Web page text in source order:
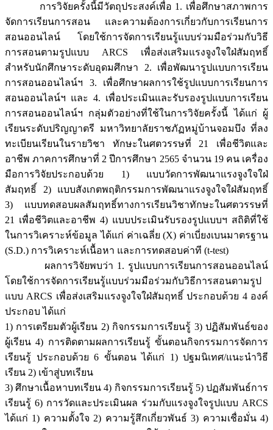
การวิจัยครั้งนี้มีวัตถุประสงค์เพื่อ 1. เพื่อศึกษาสภาพการ
จัดการเรียนการสอน และความต้องการเกี่ยวกับการเรียนการ
สอนออนไลน์ โดยใช้การจัดการเรียนรู้แบบร่วมมือร่วมกับวิธี
การสอนตามรูปแบบ ARCS เพื่อส่งเสริมแรงจูงใจใฝ่สัมฤทธิ์
สำหรับนักศึกษาระดับอุดมศึกษา 2. เพื่อพัฒนารูปแบบการเรียน
การสอนออนไลน์ฯ 3. เพื่อศึกษาผลการใช้รูปแบบการเรียนการ
สอนออนไลน์ฯ และ 4. เพื่อประเมินและรับรองรูปแบบการเรียน
การสอนออนไลน์ฯ กลุ่มตัวอย่างที่ใช้ในการวิจัยครั้งนี้ ได้แก่ ผู้
เรียนระดับปริญญาตรี มหาวิทยาลัยราชภัฏหมู่บ้านจอมบึง ที่ลง
ทะเบียนเรียนในรายวิชา ทักษะในศตวรรษที่ 21 เพื่อชีวิตและ
อาชีพ ภาคการศึกษาที่ 2 ปีการศึกษา 2565 จำนวน 19 คน เครื่อง
มือการวิจัยประกอบด้วย 1) แบบวัดการพัฒนาแรงจูงใจใฝ่
สัมฤทธิ์ 2) แบบสังเกตพฤติกรรมการพัฒนาแรงจูงใจใฝ่สัมฤทธิ์
3) แบบทดสอบผลสัมฤทธิ์ทางการเรียนวิชาทักษะในศตวรรษที่
21 เพื่อชีวิตและอาชีพ 4) แบบประเมินรับรองรูปแบบฯ สถิติที่ใช้
ในการวิเคราะห์ข้อมูล ได้แก่ ค่าเฉลี่ย (X) ค่าเบี่ยงเบนมาตรฐาน
(S.D.) การวิเคราะห์เนื้อหา และการทดสอบค่าที (t-test)
ผลการวิจัยพบว่า 1. รูปแบบการเรียนการสอนออนไลน์
โดยใช้การจัดการเรียนรู้แบบร่วมมือร่วมกับวิธีการสอนตามรูป
แบบ ARCS เพื่อส่งเสริมแรงจูงใจใฝ่สัมฤทธิ์ ประกอบด้วย 4 องค์
ประกอบ ได้แก่
1) การเตรียมตัวผู้เรียน 2) กิจกรรมการเรียนรู้ 3) ปฏิสัมพันธ์ของ
ผู้เรียน 4) การติดตามผลการเรียนรู้ ขั้นตอนกิจกรรมการจัดการ
เรียนรู้ ประกอบด้วย 6 ขั้นตอน ได้แก่ 1) ปฐมนิเทศ/แนะนำวิธี
เรียน 2) เข้าสู่บทเรียน
3) ศึกษาเนื้อหาบทเรียน 4) กิจกรรมการเรียนรู้ 5) ปฏสัมพันธ์การ
เรียนรู้ 6) การวัดและประเมินผล ร่วมกับแรงจูงใจรูปแบบ ARCS
ได้แก่ 1) ความตั้งใจ 2) ความรู้สึกเกี่ยวพันธ์ 3) ความเชื่อมั่น 4)